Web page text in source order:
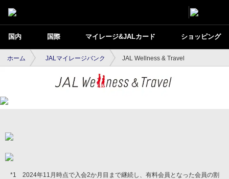
国内 国際 マイレージ&JALカード ショッピング
ホーム JALマイレージバンク JAL Wellness & Travel
2024年11月時点で入会2か月目まで継続し、有料会員となった会員の割